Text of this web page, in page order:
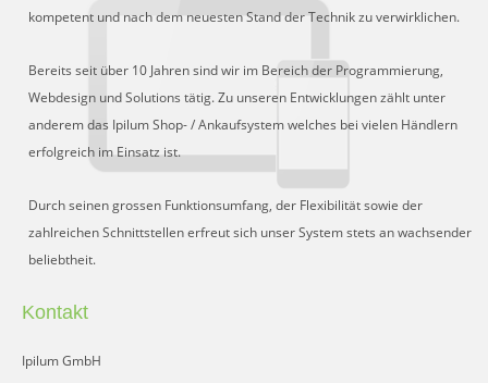
kompetent und nach dem neuesten Stand der Technik zu verwirklichen.
Bereits seit über 10 Jahren sind wir im Bereich der Programmierung,
Webdesign und Solutions tätig. Zu unseren Entwicklungen zählt unter
anderem das Ipilum Shop- / Ankaufsystem welches bei vielen Händlern
erfolgreich im Einsatz ist.
Durch seinen grossen Funktionsumfang, der Flexibilität sowie der
zahlreichen Schnittstellen erfreut sich unser System stets an wachsender
beliebtheit.
Kontakt
Ipilum GmbH